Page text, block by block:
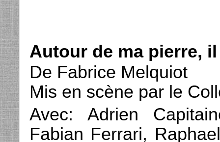
Autour de ma pierre,
De Fabrice Melquiot
Mis en scène par le
Avec: Adrien
Fabian Ferrari,